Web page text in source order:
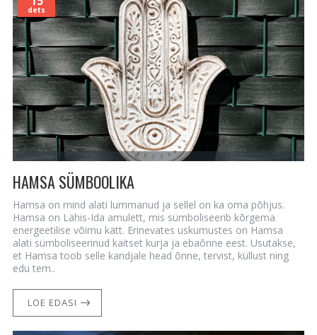
dets
HAMSA SÜMBOOLIKA
Hamsa on mind alati lummanud ja sellel on ka oma põhjus.
Hamsa on Lähis-Ida amulett, mis sümboliseerib kõrgema
energeetilise võimu kätt. Erinevates uskumustes on Hamsa
alati sümboliseerinud kaitset kurja ja ebaõnne eest. Usutakse,
et Hamsa toob selle kandjale head õnne, tervist, küllust ning
edu tem..
LOE EDASI